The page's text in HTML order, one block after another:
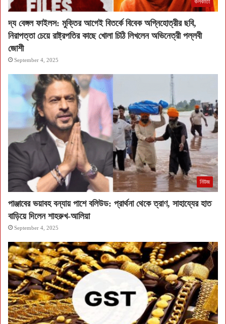
কলকাতা
দ্য বেঙ্গল ফাইলস: মুক্তির আগেই বিতর্কে বিবেক অগ্নিহোত্রীর ছবি,
নিরাপত্তা চেয়ে রাষ্ট্রপতির কাছে খোলা চিঠি লিখলেন অভিনেত্রী পল্লবী
জোশী
September 4, 2025
নিউজ
পাঞ্জাবের ভয়াবহ বন্যায় পাশে বলিউড: প্রার্থনা থেকে ত্রাণ, সাহায্যের হাত
বাড়িয়ে দিলেন শাহরুখ-আলিয়া
September 4, 2025